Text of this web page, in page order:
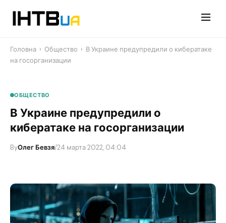
Головна › Общество › В Украине предупредили о кибератаке
на госорганизации
ОБЩЕСТВО
В Украине предупредили о
кибератаке на госорганизации
ByОлег Бевзя/24 марта 2022, 04:04